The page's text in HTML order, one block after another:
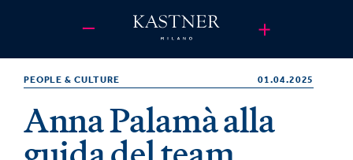
PEOPLE & CULTURE 01.04.2025
Anna Palamà alla